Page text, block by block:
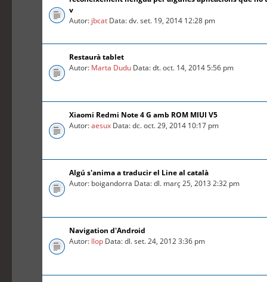
v
Autor: jbcat Data: dv. set. 19, 2014 12:28 pm
Restaurà tablet
Autor: Marta Dudu Data: dt. oct. 14, 2014 5:56 pm
Xiaomi Redmi Note 4 G amb ROM MIUI V5
Autor:aesux Data: dc. oct. 29, 2014 10:17 pm
Algú s'anima a traducir el Line al català
Autor: boigandorra Data: dl. març 25, 2013 2:32 pm
Navigation d'Android
Autor: llop Data: dl. set. 24, 2012 3:36 pm